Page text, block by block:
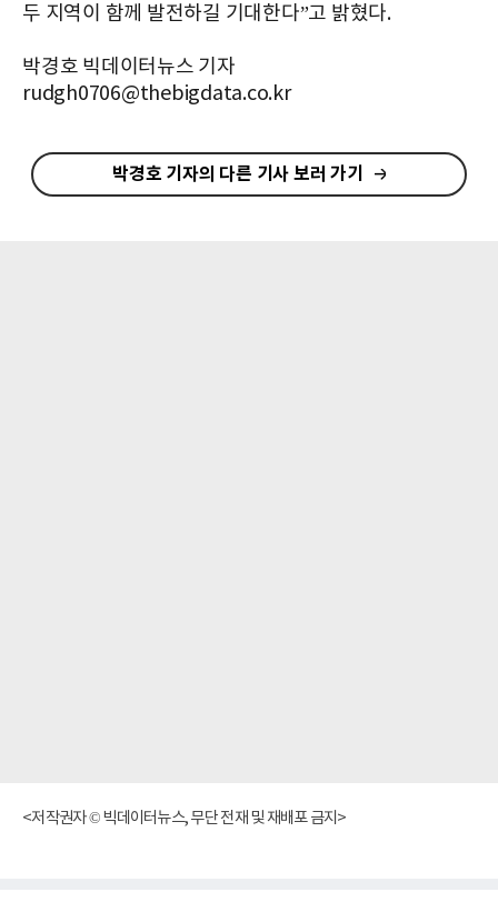
두 지역이 함께 발전하길 기대한다”고 밝혔다.
박경호 빅데이터뉴스 기자
rudgh0706@thebigdata.co.kr
박경호 기자의 다른 기사 보러 가기
<저작권자 © 빅데이터뉴스, 무단 전재 및 재배포 금지>